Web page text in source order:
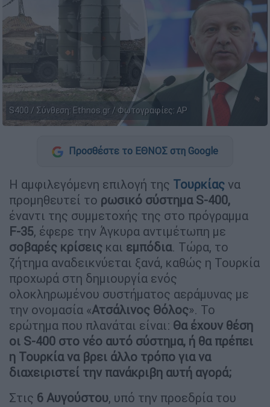
S400 / Σύνθεση: Ethnos.gr / Φωτογραφίες: AP
Προσθέστε το ΕΘΝΟΣ στη Google
Η αμφιλεγόμενη επιλογή της Τουρκίας να
προμηθευτεί το ρωσικό σύστημα S-400,
έναντι της συμμετοχής της στο πρόγραμμα
F-35, έφερε την Άγκυρα αντιμέτωπη με
σοβαρές κρίσεις και εμπόδια. Τώρα, το
ζήτημα αναδεικνύεται ξανά, καθώς η Τουρκία
προχωρά στη δημιουργία ενός
ολοκληρωμένου συστήματος αεράμυνας με
την ονομασία «Ατσάλινος Θόλος». Το
ερώτημα που πλανάται είναι: Θα έχουν θέση
οι S-400 στο νέο αυτό σύστημα, ή θα πρέπει
η Τουρκία να βρει άλλο τρόπο για να
διαχειριστεί την πανάκριβη αυτή αγορά;
Στις 6 Αυγούστου, υπό την προεδρία του